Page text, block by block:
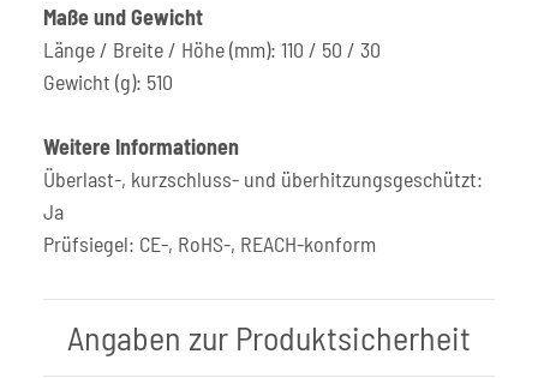
Maße und Gewicht
Länge / Breite / Höhe (mm): 110 / 50 / 30
Gewicht (g): 510
Weitere Informationen
Überlast-, kurzschluss- und überhitzungsgeschützt:
Ja
Prüfsiegel: CE-, RoHS-, REACH-konform
Angaben zur Produktsicherheit